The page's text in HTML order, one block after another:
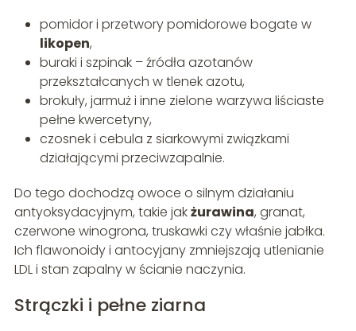
pomidor i przetwory pomidorowe bogate w
likopen,
buraki i szpinak – źródła azotanów
przekształcanych w tlenek azotu,
brokuły, jarmuż i inne zielone warzywa liściaste
pełne kwercetyny,
czosnek i cebula z siarkowymi związkami
działającymi przeciwzapalnie.
Do tego dochodzą owoce o silnym działaniu
antyoksydacyjnym, takie jakżurawina, granat,
czerwone winogrona, truskawki czy właśnie jabłka.
Ich flawonoidy i antocyjany zmniejszają utlenianie
LDL i stan zapalny w ścianie naczynia.
Strączki i pełne ziarna